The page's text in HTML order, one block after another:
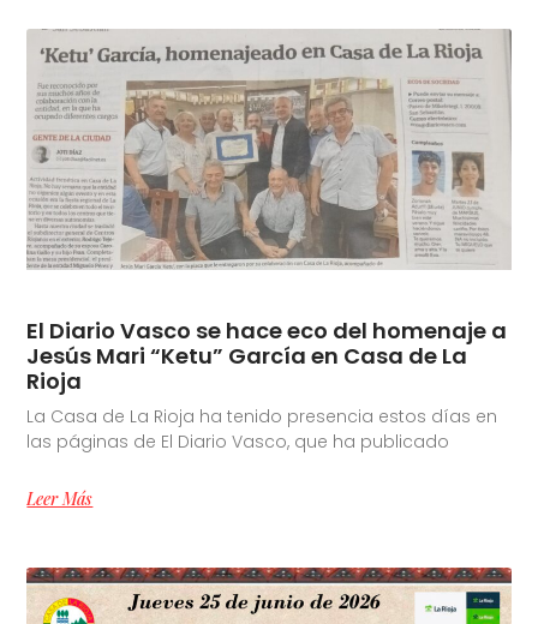
El Diario Vasco se hace eco del homenaje a
Jesús Mari “Ketu” García en Casa de La
Rioja
La Casa de La Rioja ha tenido presencia estos días en
las páginas de El Diario Vasco, que ha publicado
Leer Más